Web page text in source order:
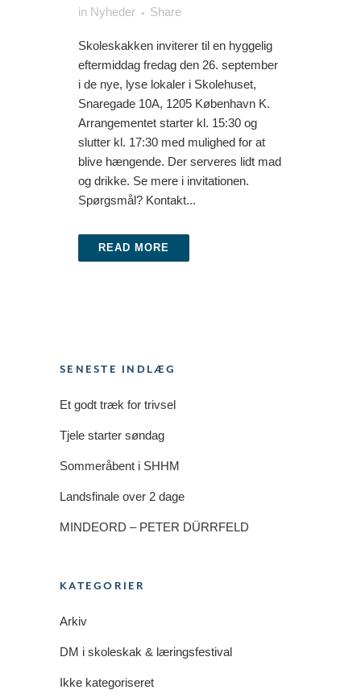
in Nyheder Share
Skoleskakken inviterer til en hyggelig
eftermiddag fredag den 26. september
i de nye, lyse lokaler i Skolehuset,
Snaregade 10A, 1205 København K.
Arrangementet starter kl. 15:30 og
slutter kl. 17:30 med mulighed for at
blive hængende. Der serveres lidt mad
og drikke. Se mere i invitationen.
Spørgsmål? Kontakt...
READ MORE
SENESTE INDLÆG
Et godt træk for trivsel
Tjele starter søndag
Sommeråbent i SHHM
Landsfinale over 2 dage
MINDEORD – PETER DÜRRFELD
KATEGORIER
Arkiv
DM i skoleskak & læringsfestival
Ikke kategoriseret